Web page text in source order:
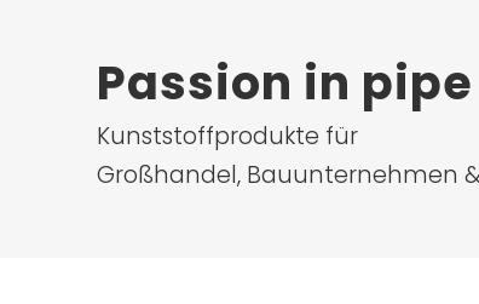
Passion in
Kunststoffprodukte für
Großhandel, Bauunternehmen